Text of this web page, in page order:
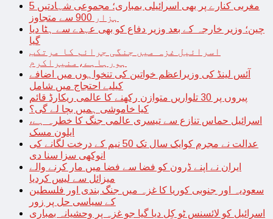
مغربی کنارے پر بھی اسرائیلی بمباری؛ مجموعی شہادتیں 5
ہزار 900 سے متجاوز
چین؛ وزیر خارجہ کے بعد وزیر دفاع کو بھی عہدے سے ہٹا دیا
گیا
اسرائیل غزہ میں جنگی جرائم کا مرتکب
ہورہاہے،منیراکرم
آئس لینڈ کی وزیراعظم خواتین کی تنخواہوں میں اضافے
کیلیے احتجاج میں شامل
پیروں پر 30 تلواریں متوازن رکھنے کا عالمی ریکارڈ قائم
کیا خاموشی ہمیں بچا لے گی؟
اسرائیل حماس تنازع سے تیسری عالمی جنگ کا خطرہ ہے،
ایلون مسک
عدالت نے مجرم کوایک سال تک 50 نیم کے درخت لگانے کی
انوکھی سزا سنا دی
ایران نے اپنے ڈرون کو فضا سے فضا میں مار کرنے والے
میزائل سے لیس کردیا
سعودیہ اور جنوبی کوریا کا غزہ میں جنگ بندی اور فلسطین
کے سیاسی حل پر زور
اسرائیل کو لائسنس ٹو کِل دیا گیا جو غزہ پر وحشیانہ بمباری